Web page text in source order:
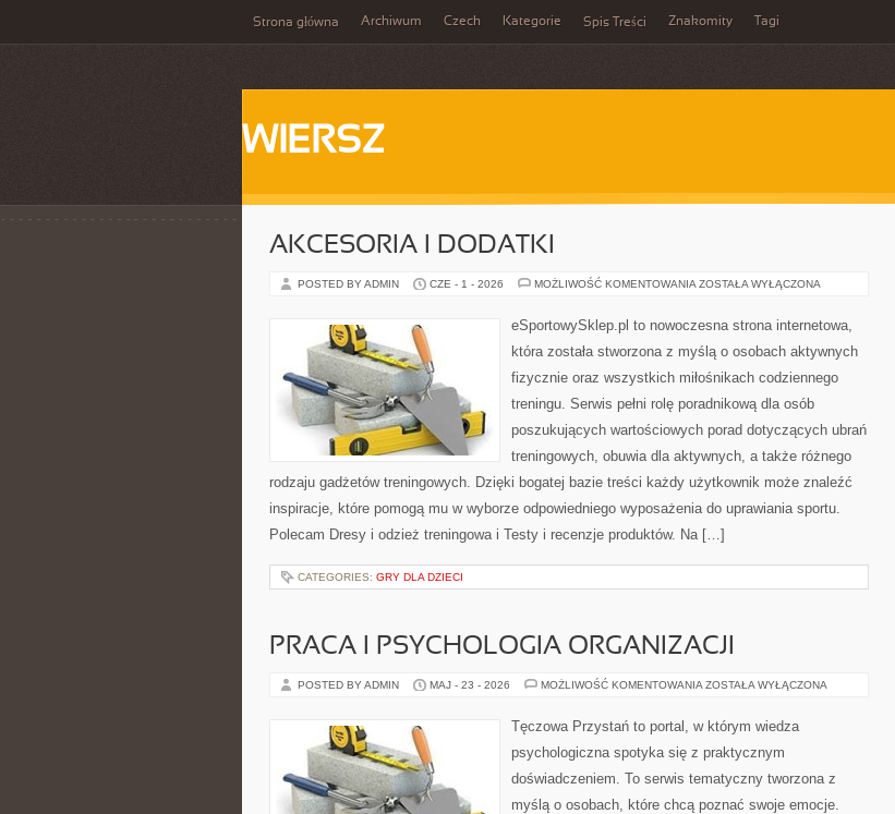
Strona główna Archiwum Czech Kategorie Spis Treści Znakomity Tagi
WIERSZ
AKCESORIA I DODATKI
POSTED BY ADMIN CZE - 1 - 2026 MOŻLIWOŚĆ KOMENTOWANIA AKCESORIA
ZOSTAŁA WYŁĄCZONA
eSportowySklep.pl to nowoczesna strona internetowa,
która została stworzona z myślą o osobach aktywnych
fizycznie oraz wszystkich miłośnikach codziennego
treningu. Serwis pełni rolę poradnikową dla osób
poszukujących wartościowych porad dotyczących ubrań
treningowych, obuwia dla aktywnych, a także różnego
rodzaju gadżetów treningowych. Dzięki bogatej bazie treści każdy użytkownik może znaleźć
inspiracje, które pomogą mu w wyborze odpowiedniego wyposażenia do uprawiania sportu.
Polecam Dresy i odzież treningowa i Testy i recenzje produktów. Na […]
CATEGORIES: GRY DLA DZIECI
PRACA I PSYCHOLOGIA ORGANIZACJI
POSTED BY ADMIN MAJ - 23 - 2026 MOŻLIWOŚĆ KOMENTOWANIA PRACA
ORGANIZACJI
ZOSTAŁA WYŁĄCZONA
Tęczowa Przystań to portal, w którym wiedza
psychologiczna spotyka się z praktycznym
doświadczeniem. To serwis tematyczny tworzona z
myślą o osobach, które chcą poznać swoje emocje.